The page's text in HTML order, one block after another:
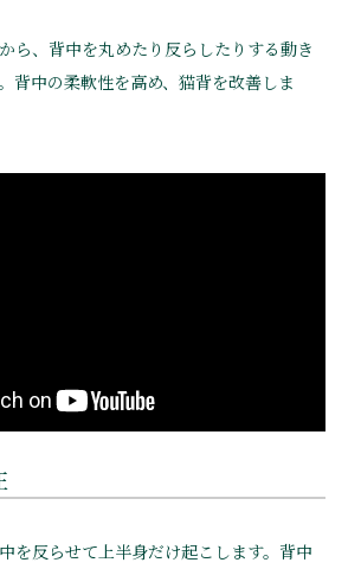
ら、背中を丸めたり反らしたりする動き
背中の柔軟性を高め、猫背を改善しま
を反らせて上半身だけ起こします。背中